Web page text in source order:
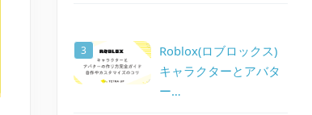
Roblox(ロブロックス)
キャラクターとアバタ
ー…